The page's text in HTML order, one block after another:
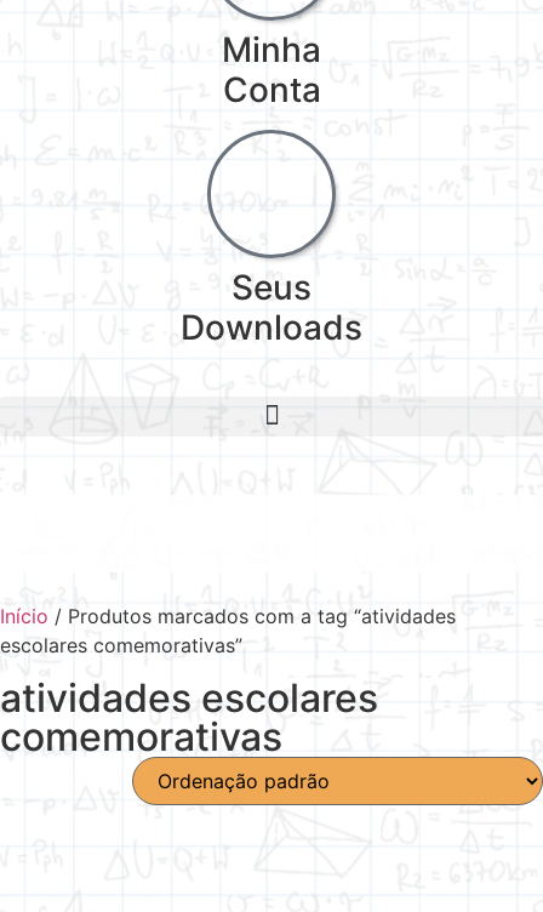
Minha
Conta
Seus
Downloads
Início / Produtos marcados com a tag “atividades
escolares comemorativas”
atividades escolares
comemorativas